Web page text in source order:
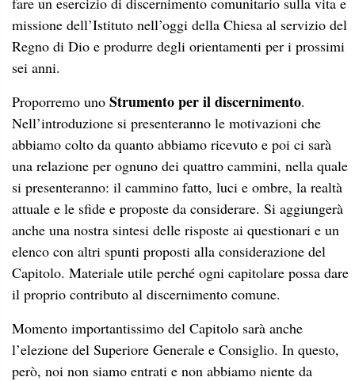
missione dell’Istituto nell’oggi della Chiesa al servizio del
Regno di Dio e produrre degli orientamenti per i prossimi
sei anni.
Proporremo uno Strumento per il discernimento.
Nell’introduzione si presenteranno le motivazioni che
abbiamo colto da quanto abbiamo ricevuto e poi ci sarà
una relazione per ognuno dei quattro cammini, nella quale
si presenteranno: il cammino fatto, luci e ombre, la realtà
attuale e le sfide e proposte da considerare. Si aggiungerà
anche una nostra sintesi delle risposte ai questionari e un
elenco con altri spunti proposti alla considerazione del
Capitolo. Materiale utile perché ogni capitolare possa dare
il proprio contributo al discernimento comune.
Momento importantissimo del Capitolo sarà anche
l’elezione del Superiore Generale e Consiglio. In questo,
però, noi non siamo entrati e non abbiamo niente da